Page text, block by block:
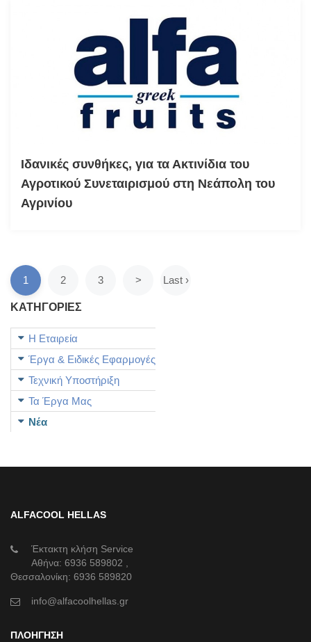
Ιδανικές συνθήκες, για τα Ακτινίδια του
Αγροτικού Συνεταιρισμού στη Νεάπολη του
Αγρινίου
1 2 3 > Last ›
ΚΑΤΗΓΟΡΙΕΣ
Η Εταιρεία
Έργα & Ειδικές Εφαρμογές
Τεχνική Υποστήριξη
Τα Έργα Μας
Νέα
ALFACOOL HELLAS
Έκτακτη κλήση Service
Αθήνα: 6936 589802
Θεσσαλονίκη: 6936 589820
info@alfacoolhellas.gr
ΠΛΟΗΓΗΣΗ